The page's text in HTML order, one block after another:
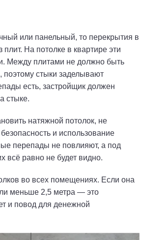
или панельный, то перекрытия в
плит. На потолке в квартире эти
Между плитами не должно быть
поэтому стыки заделывают
есть, застройщик должен
стыке.
натяжной потолок, не
и использование
перепады не повлияют, а под
всё равно не будет видно.
во всех помещениях. Если она
меньше 2,5 метра — это
и повод для денежной